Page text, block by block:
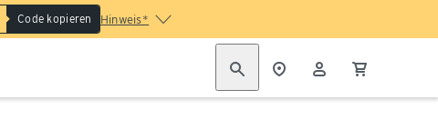
Code kopieren Hinweis*